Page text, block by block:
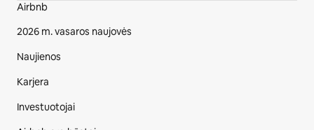
Airbnb
2026 m. vasaros naujovės
Naujienos
Karjera
Investuotojai